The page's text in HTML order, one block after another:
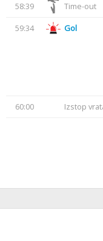
58:39
Time-out
59:34
Gol
60:00 Izstop